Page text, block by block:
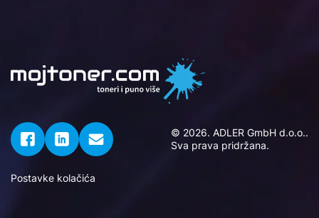
© 2026. ADLER GmbH d.o.o..
Sva prava pridržana.
Postavke kolačića